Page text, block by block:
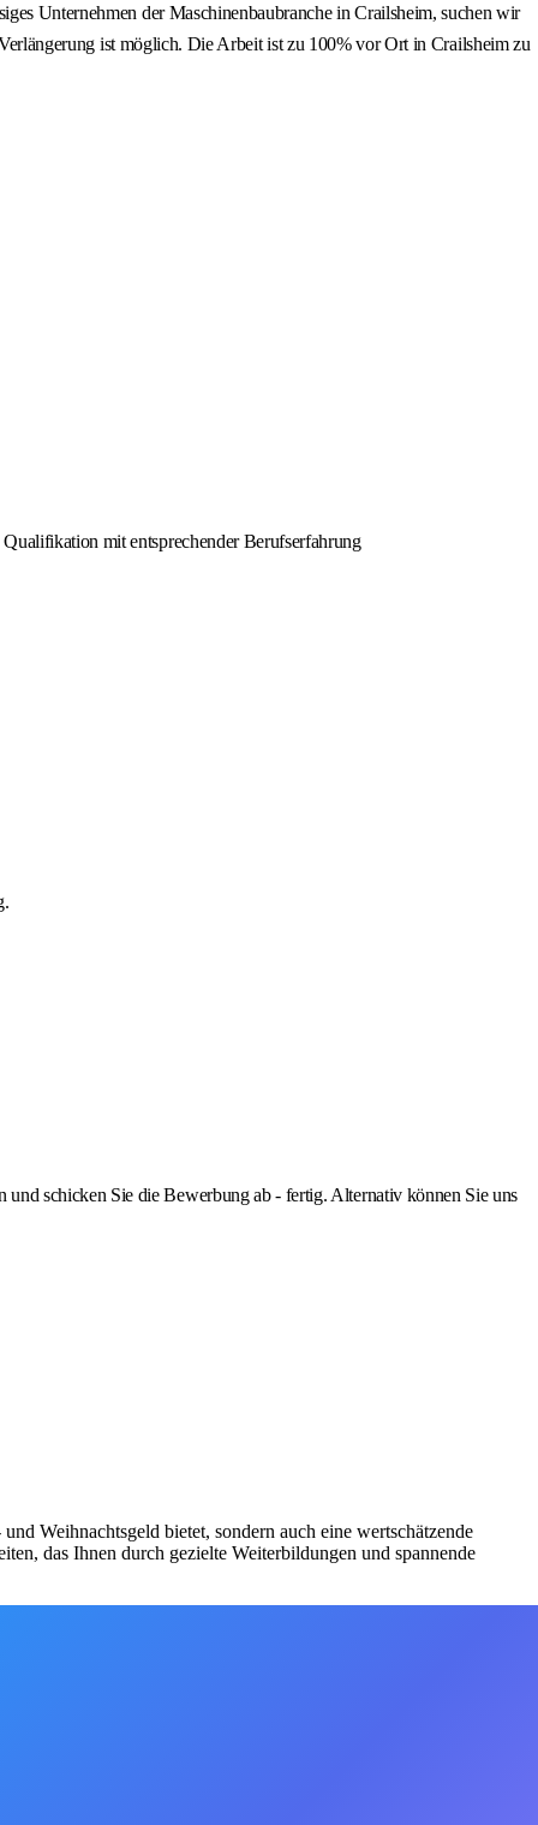
Unternehmen der Maschinenbaubranche in Crailsheim, suchen wir
ist möglich. Die Arbeit ist zu 100% vor Ort in Crailsheim zu
mit entsprechender Berufserfahrung
schicken Sie die Bewerbung ab - fertig. Alternativ können Sie uns
Weihnachtsgeld bietet, sondern auch eine wertschätzende
das Ihnen durch gezielte Weiterbildungen und spannende